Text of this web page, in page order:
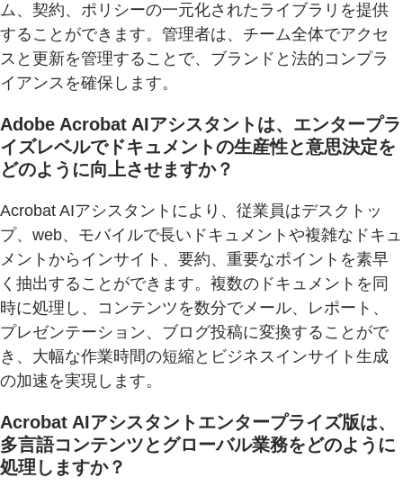
ム、契約、ポリシーの一元化されたライブラリを提供
することができます。管理者は、チーム全体でアクセ
スと更新を管理することで、ブランドと法的コンプラ
イアンスを確保します。
Adobe Acrobat AIアシスタントは、エンタープラ
イズレベルでドキュメントの生産性と意思決定を
どのように向上させますか？
Acrobat AIアシスタントにより、従業員はデスクトッ
プ、web、モバイルで長いドキュメントや複雑なドキュ
メントからインサイト、要約、重要なポイントを素早
く抽出することができます。複数のドキュメントを同
時に処理し、コンテンツを数分でメール、レポート、
プレゼンテーション、ブログ投稿に変換することがで
き、大幅な作業時間の短縮とビジネスインサイト生成
の加速を実現します。
Acrobat AIアシスタントエンタープライズ版は、
多言語コンテンツとグローバル業務をどのように
処理しますか？